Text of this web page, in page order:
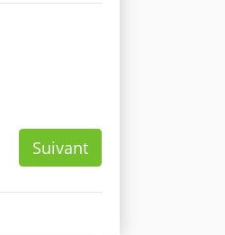
Suivant